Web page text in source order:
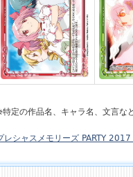
定の作品名、キャラ名、文言な
レシャスメモリーズ PARTY